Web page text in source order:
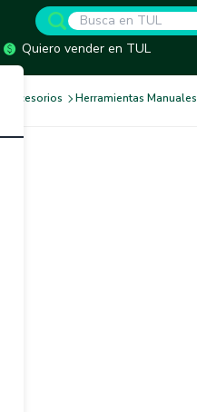
Quiero vender en TUL
Accesorios Herramientas Manuales